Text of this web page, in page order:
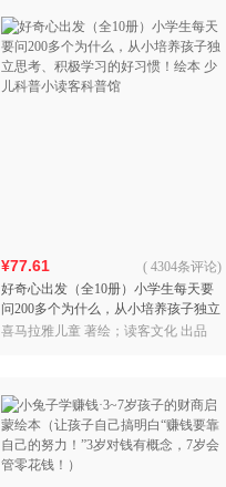
¥77.61
好奇心出发（全10册）小学生每天要
问200多个为什么，从小培养孩子独立
思考、积极学习的好习惯！绘本 少儿
( 4304条评论)
喜马拉雅儿童 著绘；读客文化 出品